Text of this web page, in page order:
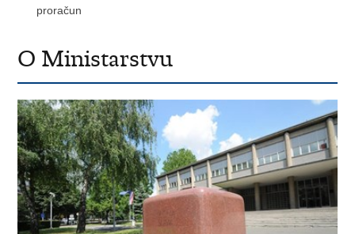
proračun
O Ministarstvu